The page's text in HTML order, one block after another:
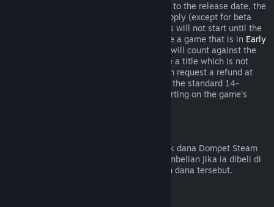
When you purchase a title on Steam prior to the release date, the
two-hour playtime limit for refunds will apply (except for beta
testing), but the 14-day period for refunds will not start until the
release date. For example, if you purchase a game that is in Early
, any playtime will count against the
two-hour refund limit. If you pre-purchase a title which is not
playable prior to the release date, you can request a refund at
any time prior to release of that title, and the standard 14-
day/two-hour refund period will apply starting on the game’s
Anda boleh memohon bayaran balik untuk dana Dompet Steam
dalam masa empat belas hari selepas pembelian jika ia dibeli di
Steam dan jika anda belum menggunakan dana tersebut.